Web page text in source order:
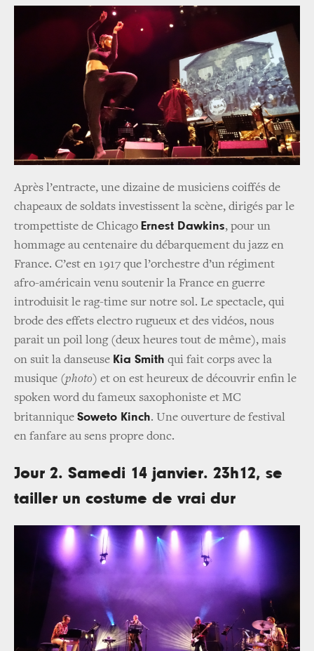
Après l’entracte, une dizaine de musiciens coiffés de
chapeaux de soldats investissent la scène, dirigés par le
trompettiste de Chicago Ernest Dawkins, pour un
hommage au centenaire du débarquement du jazz en
France. C’est en 1917 que l’orchestre d’un régiment
afro-américain venu soutenir la France en guerre
introduisit le rag-time sur notre sol. Le spectacle, qui
brode des effets electro rugueux et des vidéos, nous
parait un poil long (deux heures tout de même), mais
on suit la danseuse Kia Smith qui fait corps avec la
musique (photo) et on est heureux de découvrir enfin le
spoken word du fameux saxophoniste et MC
britannique Soweto Kinch. Une ouverture de festival
en fanfare au sens propre donc.
Jour 2. Samedi 14 janvier. 23h12, se
tailler un costume de vrai dur